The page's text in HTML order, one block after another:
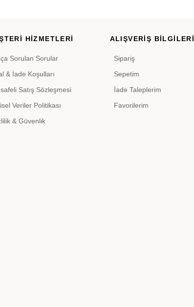
HİZMETLERİ
Sorulan Sorular
& İade Koşulları
Satış Sözleşmesi
Veriler Politikası
& Güvenlik
ALIŞVERİŞ BİLGİLERİ
Sipariş
Sepetim
İade Taleplerim
Favorilerim